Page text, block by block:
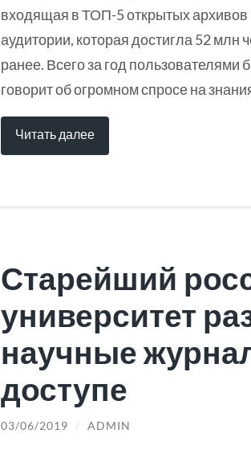
входящая в ТОП-5 открытых архивов
аудитории, которая достигла 52
ранее. Всего за год пользователями
говорит об огромном спросе на
Читать далее
Старейший
университет
научные
доступе
03/06/2019 / ADMIN